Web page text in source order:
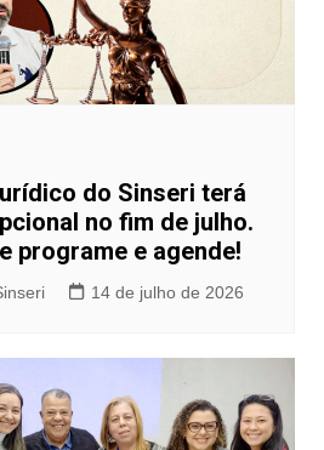
do Sinseri terá
no fim de julho.
programe e agende!
14 de julho de 2026